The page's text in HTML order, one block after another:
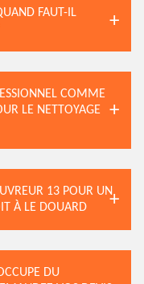
FAUT-IL
COMME
LE NETTOYAGE
13 POUR UN
À LE DOUARD
DU